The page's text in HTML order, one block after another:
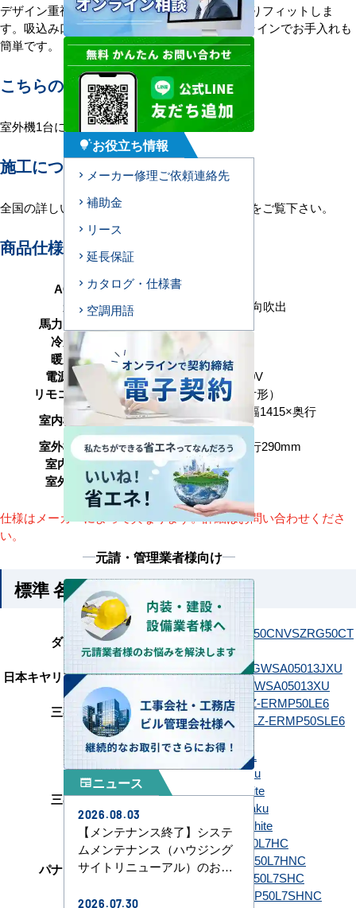
デザイン重視のオフィスや店舗の天井にぴったりフィットしま
す。吸込み口吹出し口が、各々2本ずつの細いラインでお手入れも
簡単です。
こちらの機種について
室外機1台に室内機1台を接続する1対1構成。
施工について
全国の詳しい施工エリアに関しましては をご覧下さい。
商品仕様＜参考例＞
AC型番
2U50-H1
形状
天井カセット形2方向吹出
馬力（能力）
冷房能力
4.5（1.0～5.0） kW
暖房能力
4.5（1.0～5.6） kW
電源タイプ
単相200V／三相200V
リモコンタイプ
ワイヤード（壁取付形）
室内機サイズ
高さ345（＋20）×幅1415×奥行
680mm
室外機サイズ
高さ550×幅780×奥行290mm
室内機重量
25+14(kg)
室外機重量
39kg
仕様はメーカーによって異なります。詳細はお問い合わせくださ
い。
標準 各メーカーの参考型番
ダイキン
SZRG50CNTSZRG50CNVSZRG50CT
SZRG50CV
日本キヤリア（旧：東芝）
GWSA05013JMUBGWSA05013JXU
GWSA05013XU
三菱電機
PLZ-ERMP50L6 PLZ-ERMP50LE6
PLZ-ERMP50SL6
PLZ-ERMP50SLE6
日立
RCID-GP50RSHJ11
三菱重工
FDTWV506H6S-raku
FDTWV506H6S-white
FDTWV506HK6S-raku
FDTWV506HK6S-white
パナソニック
PA-P50L7HBPA-P50L7HC
PA-P50L7HNB PA-P50L7HNC
PA-P50L7SHBPA-P50L7SHC
PA-P50L7SHNC
tips_and_updatesお役立ち情報
メーカー修理ご依頼連絡先
補助金
リース
延長保証
カタログ・仕様書
空調用語
元請・管理業者様向け
newspaperニュース
2026.08.03
【メンテナンス終了】システ
ムメンテナンス（ハウジング
サイトリニューアル）のお知
2026.07.30